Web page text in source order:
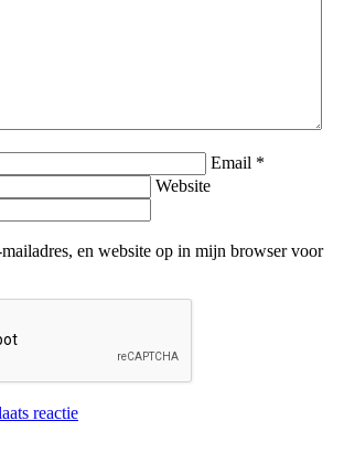
Email *
Website
en website op in mijn browser voor
reactie